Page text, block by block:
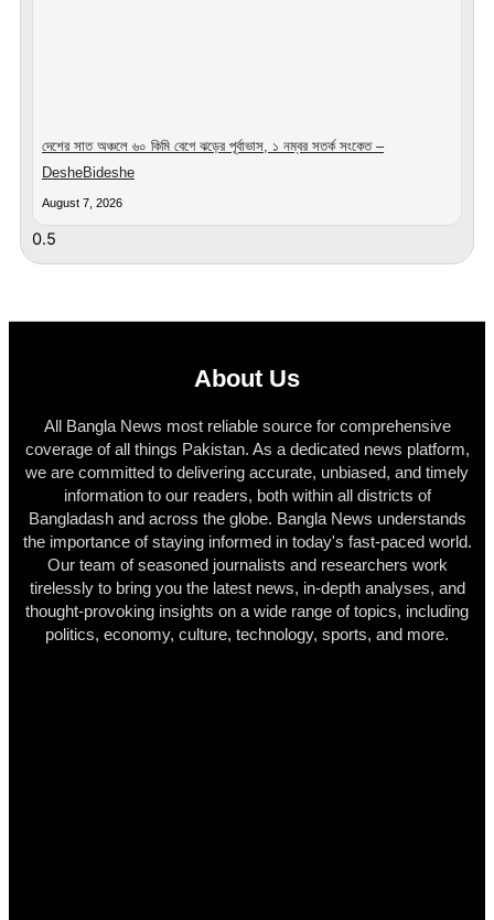
দেশের সাত অঞ্চলে ৬০ কিমি বেগে ঝড়ের পূর্বাভাস, ১ নম্বর সতর্ক সংকেত –
DesheBideshe
August 7, 2026
About Us
All Bangla News most reliable source for comprehensive
coverage of all things Pakistan. As a dedicated news platform,
we are committed to delivering accurate, unbiased, and timely
information to our readers, both within all districts of
Bangladash and across the globe. Bangla News understands
the importance of staying informed in today's fast-paced world.
Our team of seasoned journalists and researchers work
tirelessly to bring you the latest news, in-depth analyses, and
thought-provoking insights on a wide range of topics, including
politics, economy, culture, technology, sports, and more.